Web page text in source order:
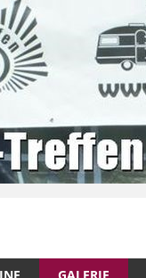
GALERIE